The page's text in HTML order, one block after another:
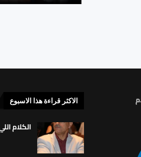
الاكثر قراءة هذا الاسبوع
الكلام